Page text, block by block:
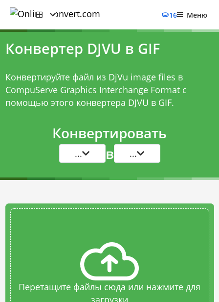
16 Меню
Конвертер DJVU в GIF
Конвертируйте файл из DjVu image files в
CompuServe Graphics Interchange Format с
помощью этого конвертера DJVU в GIF.
Конвертировать
... в ...
Перетащите файлы сюда или нажмите для
загрузки